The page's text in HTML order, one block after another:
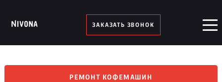
ЗАКАЗАТЬ ЗВОНОК
РЕМОНТ КОФЕМАШИН